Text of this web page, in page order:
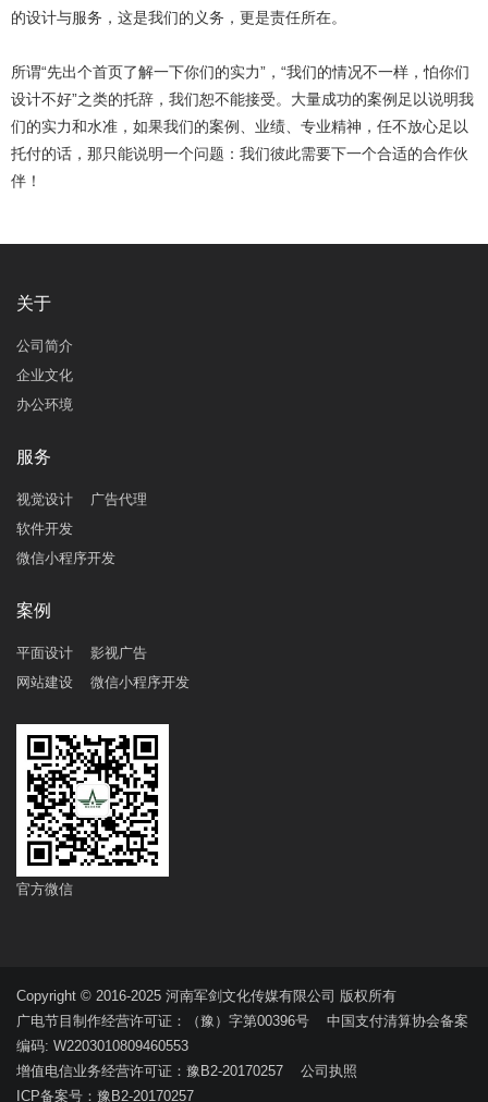
的设计与服务，这是我们的义务，更是责任所在。
所谓“先出个首页了解一下你们的实力”，“我们的情况不一样，怕你们
设计不好”之类的托辞，我们恕不能接受。大量成功的案例足以说明我
们的实力和水准，如果我们的案例、业绩、专业精神，任不放心足以
托付的话，那只能说明一个问题：我们彼此需要下一个合适的合作伙
伴！
关于
公司简介
企业文化
办公环境
服务
视觉设计
广告代理
软件开发
微信小程序开发
案例
平面设计
影视广告
网站建设
微信小程序开发
官方微信
Copyright © 2016-2025 河南军剑文化传媒有限公司 版权所有
广电节目制作经营许可证：（豫）字第00396号 中国支付清算协会备案
编码: W2203010809460553
增值电信业务经营许可证：豫B2-20170257 公司执照
ICP备案号：豫B2-20170257